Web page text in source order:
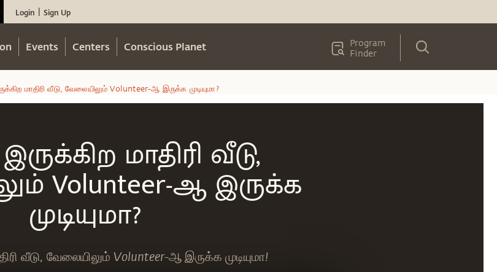
Login Sign Up
Events Centers Conscious Planet
Program
Finder
மாதிரி வீடு,
Volunteer-ஆ இருக்க
முடியுமா?
வீடு, வேலையிலும் Volunteer-ஆ இருக்க முடியுமா!
மாதிரி வீடு, வேலையிலும் Volunteer-ஆ இருக்க முடியுமா?